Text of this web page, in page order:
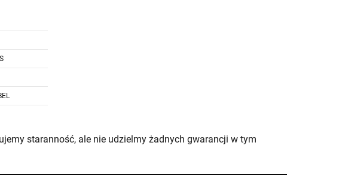
staranność, ale nie udzielmy żadnych gwarancji w tym